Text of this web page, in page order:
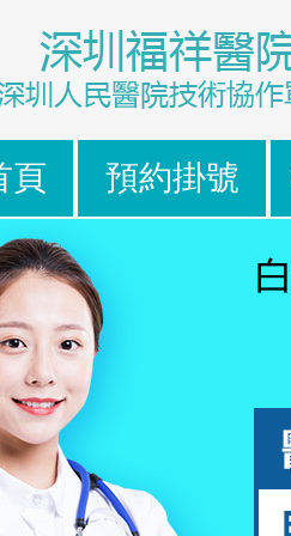
頁 預約掛號